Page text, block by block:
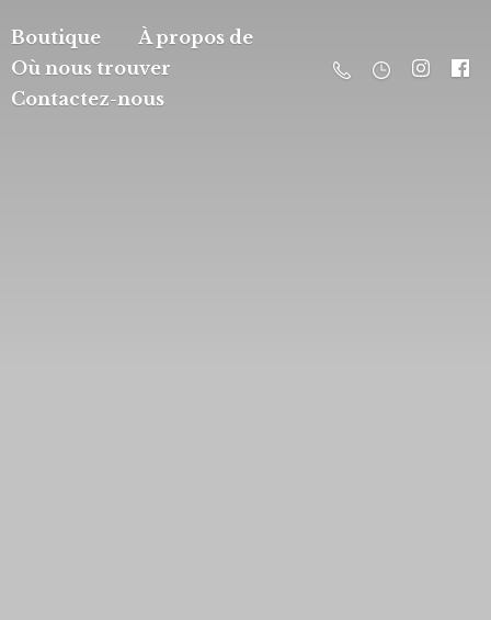
Boutique
À propos de
Où nous trouver
Contactez-nous